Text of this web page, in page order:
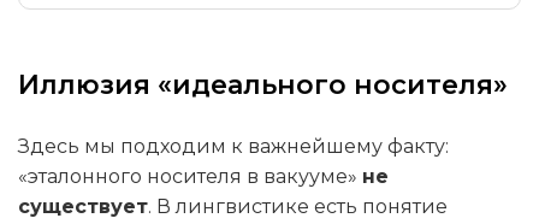
Иллюзия «идеального носителя»
Здесь мы подходим к важнейшему факту:
«эталонного носителя в вакууме» не
существует. В лингвистике есть понятие